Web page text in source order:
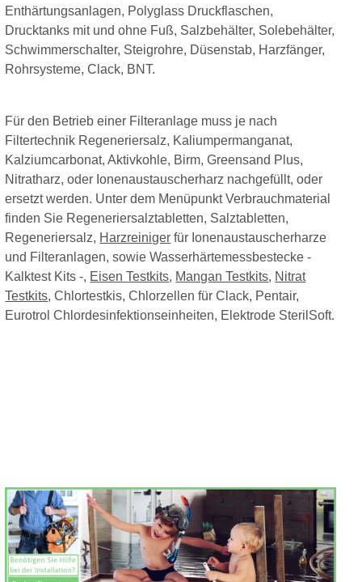
Enthärtungsanlagen, Polyglass Druckflaschen,
Drucktanks mit und ohne Fuß, Salzbehälter, Solebehälter,
Schwimmerschalter, Steigrohre, Düsenstab, Harzfänger,
Rohrsysteme, Clack, BNT.
Für den Betrieb einer Filteranlage muss je nach
Filtertechnik Regeneriersalz, Kaliumpermanganat,
Kalziumcarbonat, Aktivkohle, Birm, Greensand Plus,
Nitratharz, oder Ionenaustauscherharz nachgefüllt, oder
ersetzt werden. Unter dem Menüpunkt Verbrauchmaterial
finden Sie Regeneriersalztabletten, Salztabletten,
Regeneriersalz, Harzreiniger für Ionenaustauscherharze
und Filteranlagen, sowie Wasserhärtemessbestecke -
Kalktest Kits -, Eisen Testkits, Mangan Testkits, Nitrat
Testkits, Chlortestkis, Chlorzellen für Clack, Pentair,
Eurotrol Chlordesinfektionseinheiten, Elektrode SterilSoft.